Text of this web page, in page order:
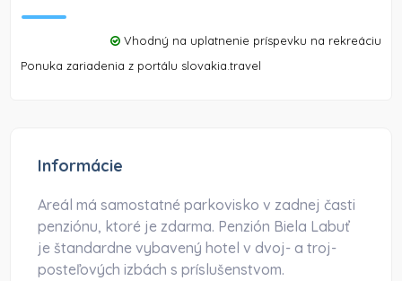
Vhodný na uplatnenie príspevku na rekreáciu
Ponuka zariadenia z portálu slovakia.travel
Informácie
Areál má samostatné parkovisko v zadnej časti
penziónu, ktoré je zdarma. Penzión Biela Labuť
je štandardne vybavený hotel v dvoj- a troj-
posteľových izbách s príslušenstvom.